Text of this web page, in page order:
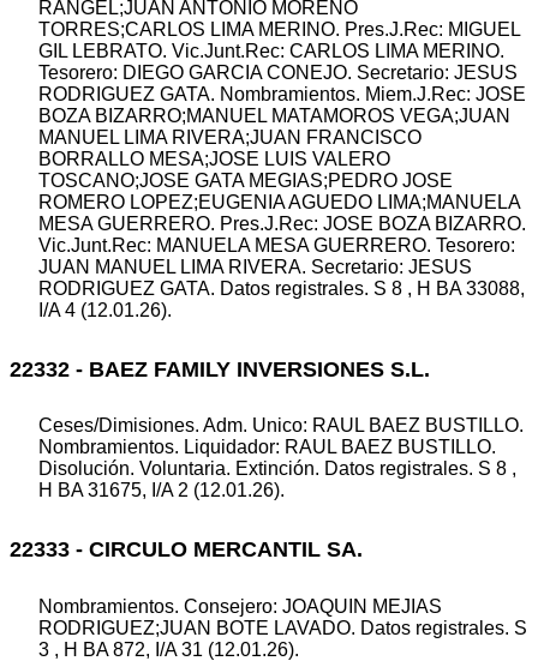
RANGEL;JUAN ANTONIO MORENO
TORRES;CARLOS LIMA MERINO. Pres.J.Rec: MIGUEL
GIL LEBRATO. Vic.Junt.Rec: CARLOS LIMA MERINO.
Tesorero: DIEGO GARCIA CONEJO. Secretario: JESUS
RODRIGUEZ GATA. Nombramientos. Miem.J.Rec: JOSE
BOZA BIZARRO;MANUEL MATAMOROS VEGA;JUAN
MANUEL LIMA RIVERA;JUAN FRANCISCO
BORRALLO MESA;JOSE LUIS VALERO
TOSCANO;JOSE GATA MEGIAS;PEDRO JOSE
ROMERO LOPEZ;EUGENIA AGUEDO LIMA;MANUELA
MESA GUERRERO. Pres.J.Rec: JOSE BOZA BIZARRO.
Vic.Junt.Rec: MANUELA MESA GUERRERO. Tesorero:
JUAN MANUEL LIMA RIVERA. Secretario: JESUS
RODRIGUEZ GATA. Datos registrales. S 8 , H BA 33088,
I/A 4 (12.01.26).
22332 - BAEZ FAMILY INVERSIONES S.L.
Ceses/Dimisiones. Adm. Unico: RAUL BAEZ BUSTILLO.
Nombramientos. Liquidador: RAUL BAEZ BUSTILLO.
Disolución. Voluntaria. Extinción. Datos registrales. S 8 ,
H BA 31675, I/A 2 (12.01.26).
22333 - CIRCULO MERCANTIL SA.
Nombramientos. Consejero: JOAQUIN MEJIAS
RODRIGUEZ;JUAN BOTE LAVADO. Datos registrales. S
3 , H BA 872, I/A 31 (12.01.26).